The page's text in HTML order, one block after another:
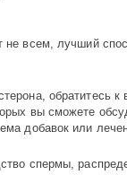
не всем, лучший
обратитесь к
вы сможете
добавок или
спермы,